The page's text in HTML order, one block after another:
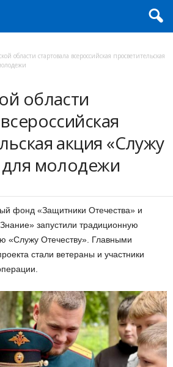
области стартовала всероссийская просветительская
области
акция «Служу
для молодежи
фонд «Защитники Отечества» и
запустили традиционную
«Служу Отечеству». Главными
стали ветераны и участники